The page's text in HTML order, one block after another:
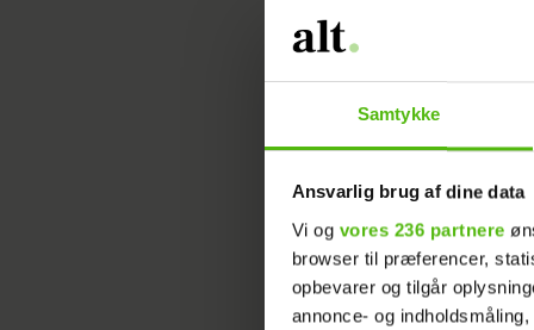
Samtykke
Ansvarlig brug af dine data
Vi og vores 236 partnere
browser til præferencer,
opbevarer og tilgår
annonce- og
Det skal
små
dem,
Set i det
alder på